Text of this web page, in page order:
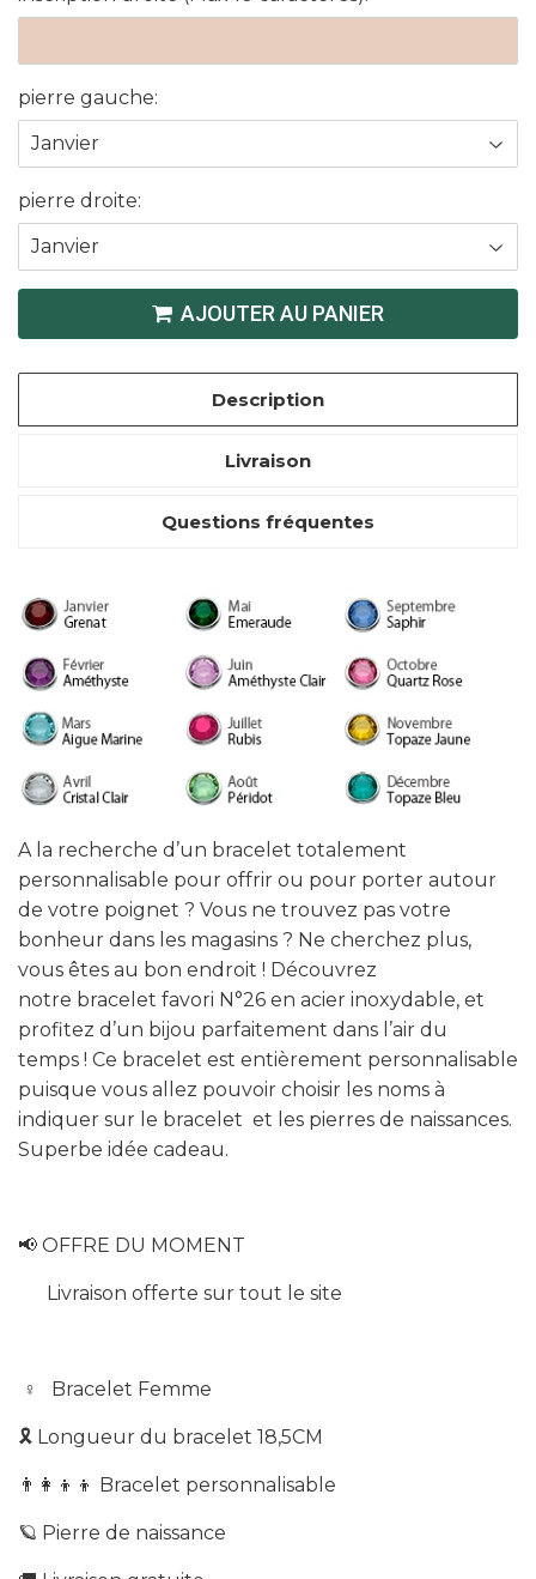
pierre gauche:
pierre droite:
AJOUTER AU PANIER
Description
Livraison
Questions fréquentes
A la recherche d’un bracelet totalement
personnalisable pour offrir ou pour porter autour
de votre poignet ? Vous ne trouvez pas votre
bonheur dans les magasins ? Ne cherchez plus,
vous êtes au bon endroit ! Découvrez
notre bracelet favori N°26 en acier inoxydable, et
profitez d’un bijou parfaitement dans l’air du
temps ! Ce bracelet est entièrement personnalisable
puisque vous allez pouvoir choisir les noms à
indiquer sur le bracelet et les pierres de naissances.
Superbe idée cadeau.
📢 OFFRE DU MOMENT
Livraison offerte sur tout le site
♀️ Bracelet Femme
🎗 Longueur du bracelet 18,5CM
👨‍👩‍👦‍👦 Bracelet personnalisable
🪐 Pierre de naissance